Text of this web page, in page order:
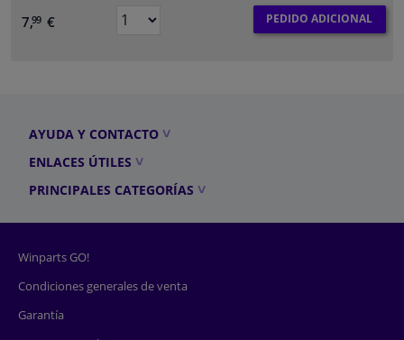
7,99 € PEDIDO ADICIONAL
AYUDA Y CONTACTO
ENLACES ÚTILES
PRINCIPALES CATEGORÍAS
Winparts GO!
Condiciones generales de venta
Garantía